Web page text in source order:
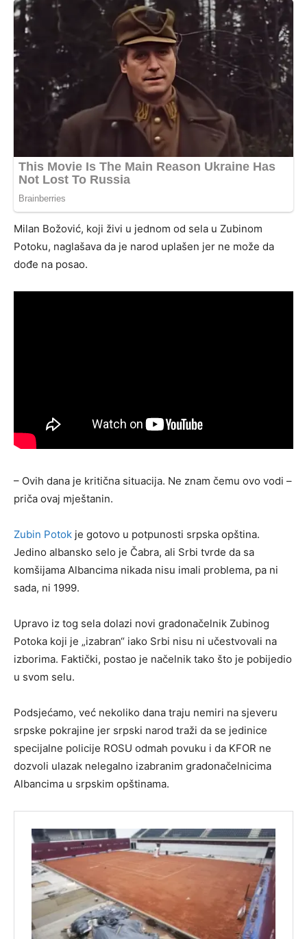
Milan Božović, koji živi u jednom od sela u Zubinom
Potoku, naglašava da je narod uplašen jer ne može da
dođe na posao.
– Ovih dana je kritična situacija. Ne znam čemu ovo vodi –
priča ovaj mještanin.
Zubin Potok je gotovo u potpunosti srpska opština.
Jedino albansko selo je Čabra, ali Srbi tvrde da sa
komšijama Albancima nikada nisu imali problema, pa ni
sada, ni 1999.
Upravo iz tog sela dolazi novi gradonačelnik Zubinog
Potoka koji je „izabran“ iako Srbi nisu ni učestvovali na
izborima. Faktički, postao je načelnik tako što je pobijedio
u svom selu.
Podsjećamo, već nekoliko dana traju nemiri na sjeveru
srpske pokrajine jer srpski narod traži da se jedinice
specijalne policije ROSU odmah povuku i da KFOR ne
dozvoli ulazak nelegalno izabranim gradonačelnicima
Albancima u srpskim opštinama.